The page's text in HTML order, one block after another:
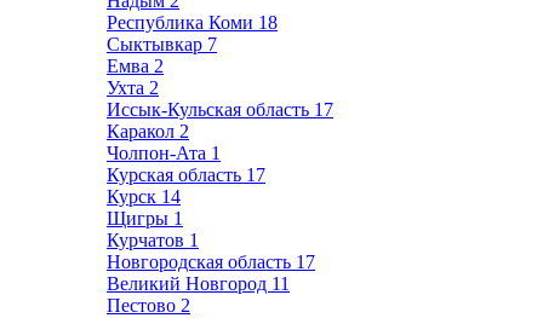
Республика Коми 18
Сыктывкар 7
Емва 2
Ухта 2
Иссык-Кульская область 17
Каракол 2
Чолпон-Ата 1
Курская область 17
Курск 14
Щигры 1
Курчатов 1
Новгородская область 17
Великий Новгород 11
Пестово 2